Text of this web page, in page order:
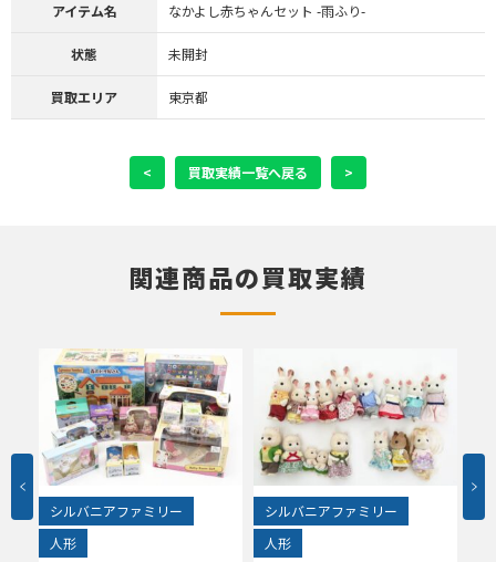
アイテム名 なかよし赤ちゃんセット -雨ふり-
状態 未開封
買取エリア 東京都
< 買取実績一覧へ戻る >
関連商品の買取実績
シルバニアファミリー
人形
シルバニアファミリー
人形